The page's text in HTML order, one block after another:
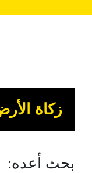
زكاة
بحث أعده: